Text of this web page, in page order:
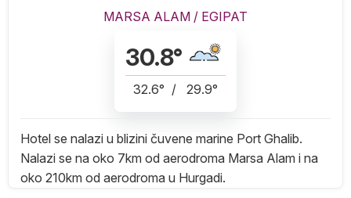
MARSA ALAM / EGIPAT
30.8°
32.6° / 29.9°
Hotel se nalazi u blizini čuvene marine Port Ghalib.
Nalazi se na oko 7km od aerodroma Marsa Alam i na
oko 210km od aerodroma u Hurgadi.